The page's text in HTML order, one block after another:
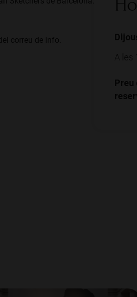
correu de info.
A les
Preu